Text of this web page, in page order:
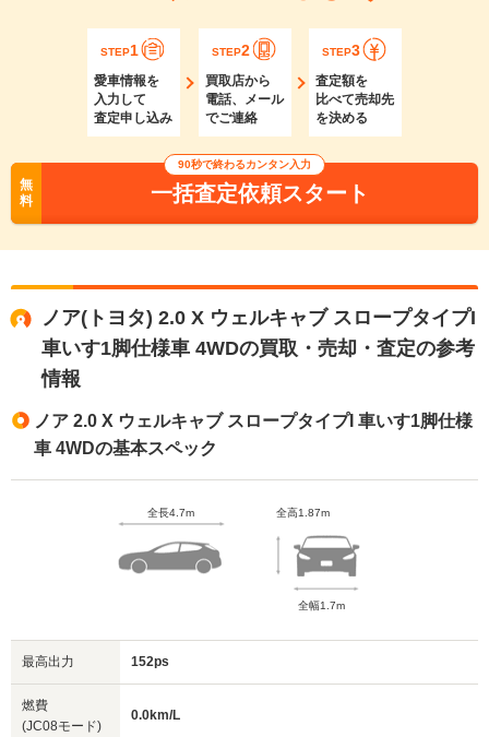
STEP1
愛車情報を
入力して
査定申し込み
STEP2
買取店から
電話、メール
でご連絡
STEP3
査定額を
比べて売却先
を決める
無
料
90秒で終わるカンタン入力
一括査定依頼スタート
ノア(トヨタ) 2.0 X ウェルキャブ スロープタイプI
車いす1脚仕様車 4WDの買取・売却・査定の参考
情報
ノア 2.0 X ウェルキャブ スロープタイプI 車いす1脚仕様
車 4WDの基本スペック
全長4.7m 全高1.87m
全幅1.7m
最高出力 152ps
燃費
(JC08モード)
0.0km/L